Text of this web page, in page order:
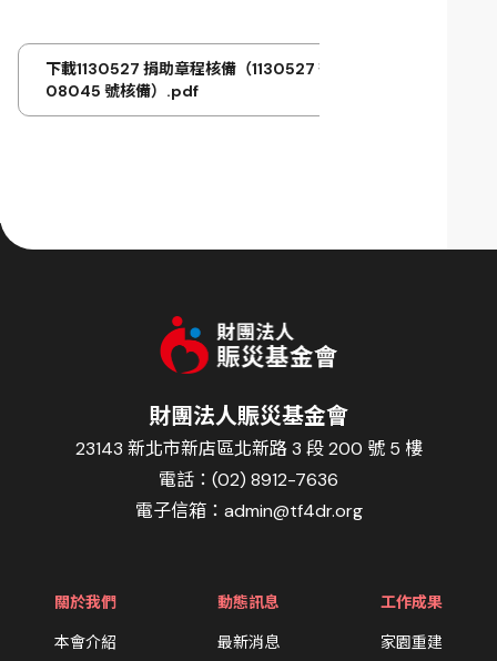
下載1130527 捐助章程核備（1130527 衛授家字第 11300
08045 號核備）.pdf
財團法人賑災基金會
23143 新北市新店區北新路 3 段 200 號 5 樓
電話：(02) 8912-7636
電子信箱： admin@tf4dr.org
關於我們
本會介紹
動態訊息
最新消息
工作成果
家園重建